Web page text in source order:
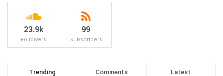
23.9k
Followers
99
Subscribers
Trending Comments Latest